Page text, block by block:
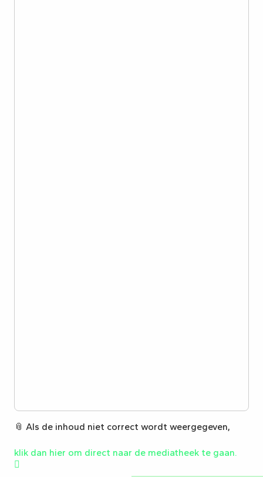
📎 Als de inhoud niet correct wordt weergegeven,
klik dan hier om direct naar de mediatheek te gaan.